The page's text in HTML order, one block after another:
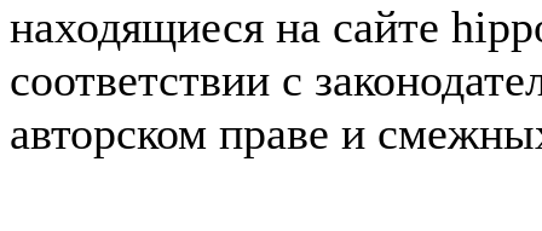
находящиеся на сайте
соответствии с
авторском праве и